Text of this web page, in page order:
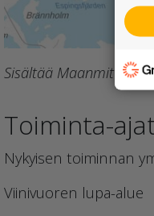
Sisältää
Toiminta-
Nykyisen toiminnan
Viinivuoren lupa-alue